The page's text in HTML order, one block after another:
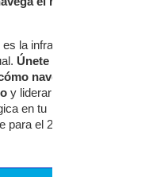
la infraestructura
Únete a Hugo
navegar el
y liderar la
en tu
para el 2026!